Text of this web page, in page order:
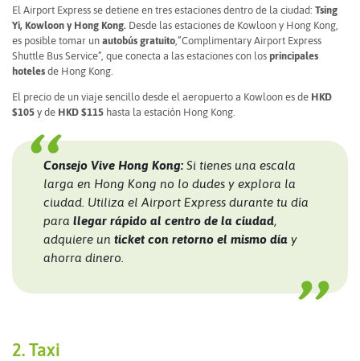
El Airport Express se detiene en tres estaciones dentro de la ciudad: Tsing
Yi, Kowloon y Hong Kong. Desde las estaciones de Kowloon y Hong Kong,
es posible tomar un autobús gratuito ,”Complimentary Airport Express
Shuttle Bus Service”, que conecta a las estaciones con los principales
hoteles de Hong Kong.
El precio de un viaje sencillo desde el aeropuerto a Kowloon es de HKD
$105 y de HKD $115 hasta la estación Hong Kong.
Consejo Vive Hong Kong: Si tienes una escala
larga en Hong Kong no lo dudes y explora la
ciudad. Utiliza el Airport Express durante tu día
para llegar rápido al centro de la ciudad,
adquiere un ticket con retorno el mismo día y
ahorra dinero.
2. Taxi